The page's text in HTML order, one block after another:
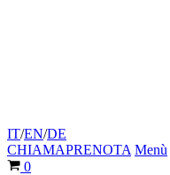
IT/EN/DE
CHIAMAPRENOTA Menù
Carrello
0